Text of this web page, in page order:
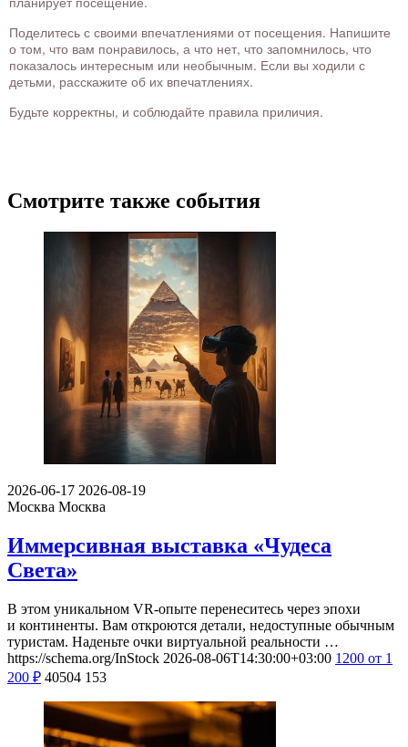
Поделитесь с своими впечатлениями от посещения. Напишите
о том, что вам понравилось, а что нет, что запомнилось, что
показалось интересным или необычным. Если вы ходили с
детьми, расскажите об их впечатлениях.
Будьте корректны, и соблюдайте правила приличия.
Смотрите также события
2026-06-17 2026-08-19
Москва Москва
Иммерсивная выставка «Чудеса
Света»
В этом уникальном VR-опыте перенеситесь через эпохи
и континенты. Вам откроются детали, недоступные обычным
туристам. Наденьте очки виртуальной реальности …
https://schema.org/InStock 2026-08-06T14:30:00+03:00 1200 от 1
200 ₽ 40504 153